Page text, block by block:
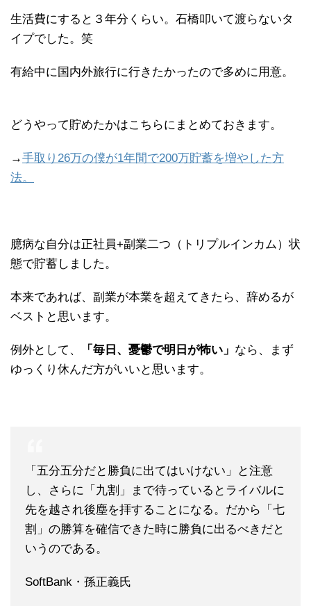
生活費にすると３年分くらい。石橋叩いて渡らないタ
イプでした。笑
有給中に国内外旅行に行きたかったので多めに用意。
どうやって貯めたかはこちらにまとめておきます。
→手取り26万の僕が1年間で200万貯蓄を増やした方
法。
臆病な自分は正社員+副業二つ（トリプルインカム）状
態で貯蓄しました。
本来であれば、副業が本業を超えてきたら、辞めるが
ベストと思います。
例外として、 「毎日、憂鬱で明日が怖い」 なら、まず
ゆっくり休んだ方がいいと思います。
「五分五分だと勝負に出てはいけない」と注意
し、さらに「九割」まで待っているとライバルに
先を越され後塵を拝することになる。だから「七
割」の勝算を確信できた時に勝負に出るべきだと
いうのである。
SoftBank・孫正義氏